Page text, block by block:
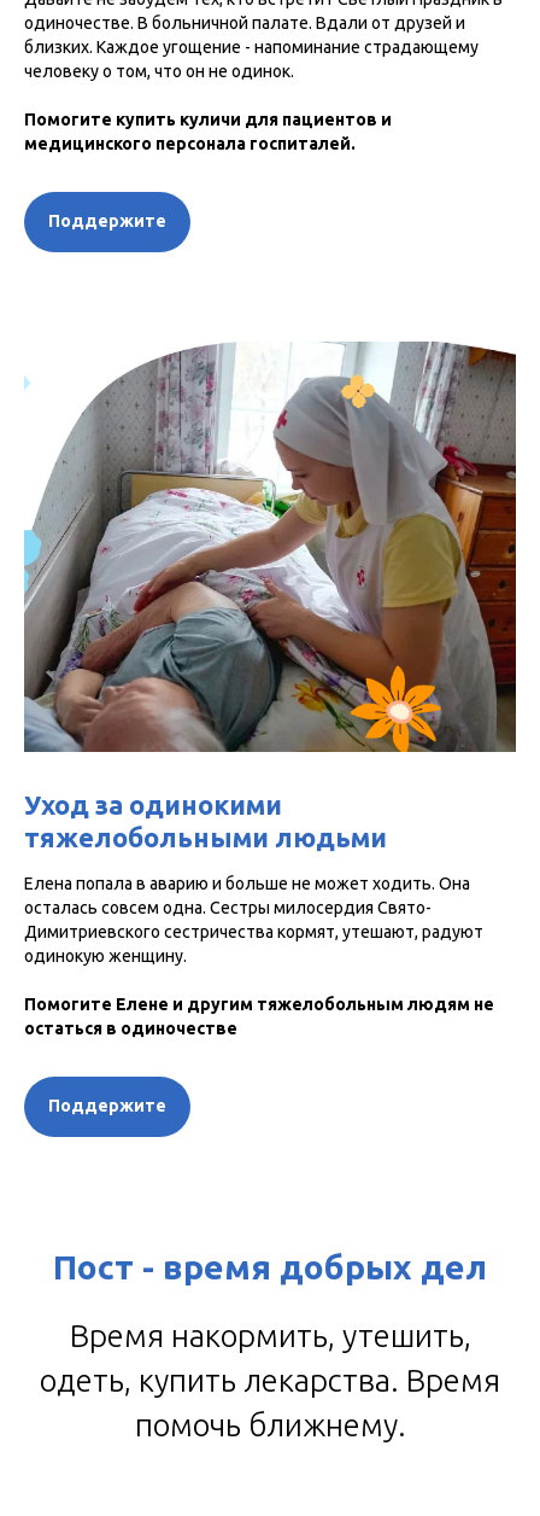
одиночестве. В больничной палате. Вдали от друзей и
близких. Каждое угощение - напоминание страдающему
человеку о том, что он не одинок.
Помогите купить куличи для пациентов и
медицинского персонала госпиталей.
Поддержите
Уход за одинокими
тяжелобольными людьми
Елена попала в аварию и больше не может ходить. Она
осталась совсем одна. Сестры милосердия Свято-
Димитриевского сестричества кормят, утешают, радуют
одинокую женщину.
Помогите Елене и другим тяжелобольным людям не
остаться в одиночестве
Поддержите
Пост - время добрых дел
Время накормить, утешить,
одеть, купить лекарства. Время
помочь ближнему.